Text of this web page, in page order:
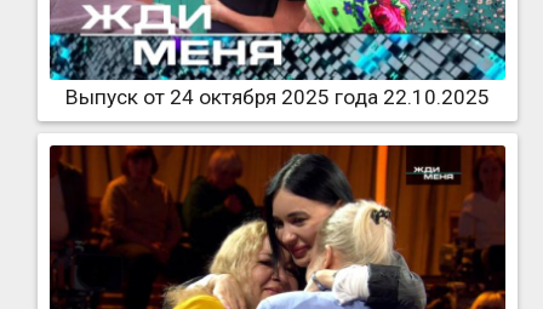
Выпуск от 24 октября 2025 года 22.10.2025